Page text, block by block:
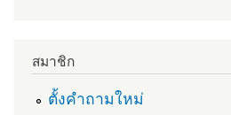
สมาชิก
ตั้งคำถามใหม่